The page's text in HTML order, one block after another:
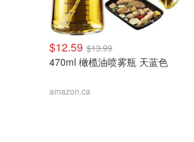
$12.59 $13.99
470ml 橄榄油喷雾瓶 天蓝色
amazon.ca